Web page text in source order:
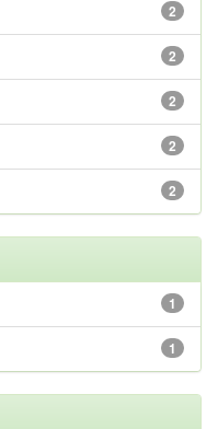
2
2
2
2
2
1
1